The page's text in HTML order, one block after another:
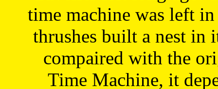
time machine was left
thrushes built a nest in
compaired with the
Time Machine, it